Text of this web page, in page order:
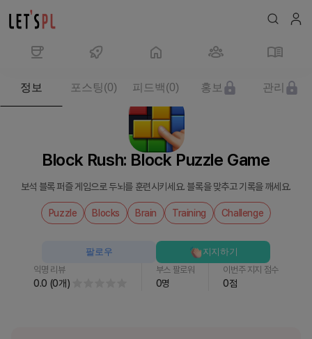
서
Block
Block Rush: Block Puzzle Game
보석 블록 퍼즐 게임으로 두뇌를 훈련시키세요. 블록을 맞추고 기록을 깨세요.
Puzzle Blocks Brain Training Challenge
익명 리뷰
0.0 (0개)
부스 팔로워
0명
이번주 지지 점수
0점
팔로우 지지하기
정보 포스팅(0) 피드백 (0) 홍보 관리